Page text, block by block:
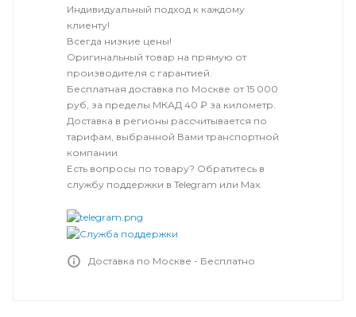
Индивидуальный подход к каждому
клиенту!
Всегда низкие цены!
Оригинальный товар на прямую от
производителя с гарантией.
Бесплатная доставка по Москве от 15 000
руб, за пределы МКАД 40 ₽ за километр.
Доставка в регионы рассчитывается по
тарифам, выбранной Вами транспортной
компании.
Есть вопросы по товару? Обратитесь в
службу поддержки в Telegram или Max.
Доставка по Москве - Бесплатно